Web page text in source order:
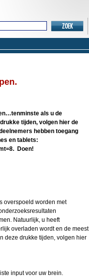
als u de
tijden, volgen hier de
hebben toegang
en tablets:
Doen!
overspoeld worden met
Natuurlijk, u heeft
overladen wordt en de meest
deze drukke tijden, volgen hier
input voor uw brein.